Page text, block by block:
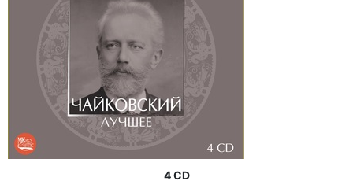
4 CD